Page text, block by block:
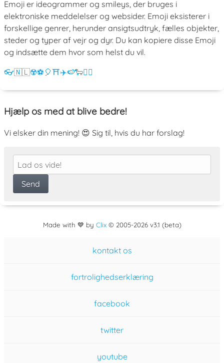
Emoji er ideogrammer og smileys, der bruges i
elektroniske meddelelser og websider. Emoji eksisterer i
forskellige genrer, herunder ansigtsudtryk, fælles objekter,
steder og typer af vejr og dyr. Du kan kopiere disse Emoji
og indsætte dem hvor som helst du vil.
👓🇳🇱☢️⚽ 🎈⛩️✈️🍉🐑💁‍♀️
Hjælp os med at blive bedre!
Vi elsker din mening! 😍 Sig til, hvis du har forslag!
Made with 💙 by Clix© 2005-2026 v3.1 (beta)
kontakt os
fortrolighedserklæring
facebook
twitter
youtube